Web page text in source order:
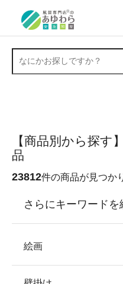
【商品別から探す
品
23812件の商品が見つか
さらにキーワードを
絵画